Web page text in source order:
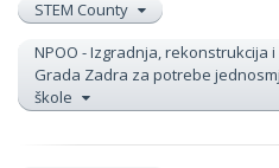
STEM County
NPOO - Izgradnja, rekonstrukcija
Grada Zadra za potrebe
škole